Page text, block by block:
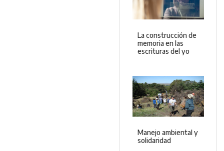
La construcción de
memoria en las
escrituras del yo
Manejo ambiental y
solidaridad